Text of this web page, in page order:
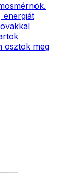
energiát
osztok meg